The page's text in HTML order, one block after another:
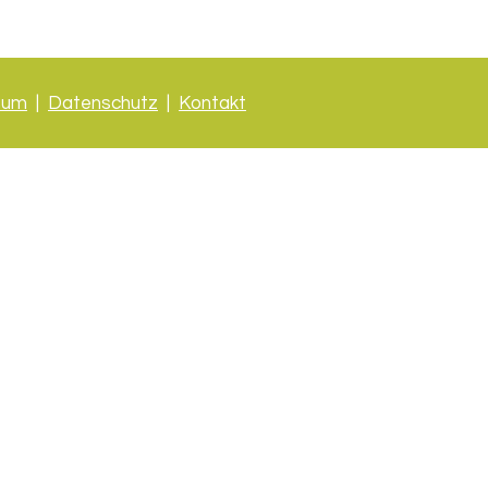
Datenschutz Kontakt